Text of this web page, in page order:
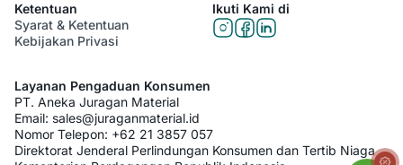
Ketentuan
Syarat & Ketentuan
Kebijakan Privasi
Ikuti Kami di
Layanan Pengaduan Konsumen
PT. Aneka Juragan Material
Email: sales@juraganmaterial.id
Nomor Telepon: +62 21 3857 057
Direktorat Jenderal Perlindungan Konsumen dan Tertib Niaga